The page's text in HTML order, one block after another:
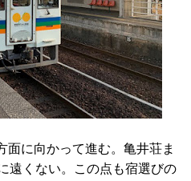
面に向かって進む。亀井荘ま
遠くない。この点も宿選びの